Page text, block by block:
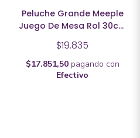
Peluche Grande Meeple
Juego De Mesa Rol 30cm
$19.835
$17.851,50pagando con
Efectivo